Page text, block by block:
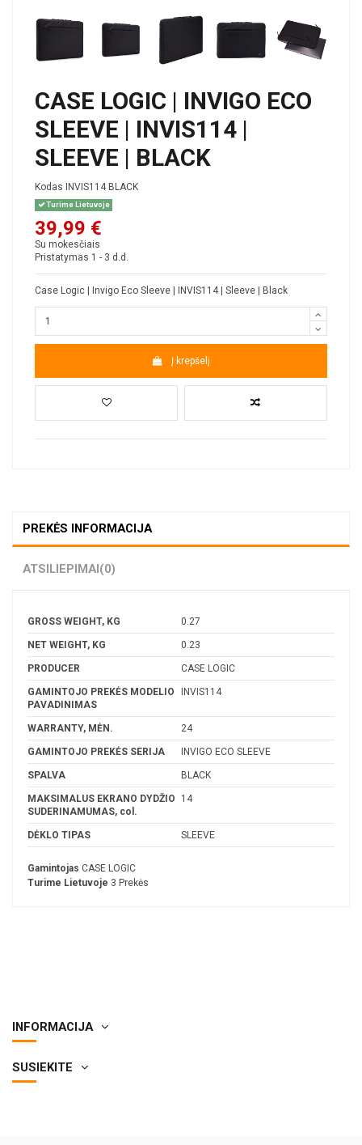
CASE LOGIC | INVIGO ECO
SLEEVE | INVIS114 |
SLEEVE | BLACK
Kodas INVIS114 BLACK
Turime Lietuvoje
39,99 €
Su mokesčiais
Pristatymas 1 - 3 d.d.
Case Logic | Invigo Eco Sleeve | INVIS114 | Sleeve | Black
Į krepšelį
PREKĖS INFORMACIJA
ATSILIEPIMAI(0)
GROSS WEIGHT, KG 0.27
NET WEIGHT, KG 0.23
PRODUCER CASE LOGIC
GAMINTOJO PREKĖS MODELIO
PAVADINIMAS
INVIS114
WARRANTY, MĖN. 24
GAMINTOJO PREKĖS SERIJA INVIGO ECO SLEEVE
SPALVA BLACK
MAKSIMALUS EKRANO DYDŽIO
SUDERINAMUMAS, col.
14
DĖKLO TIPAS SLEEVE
Gamintojas CASE LOGIC
Turime Lietuvoje 3 Prekės
INFORMACIJA
SUSIEKITE